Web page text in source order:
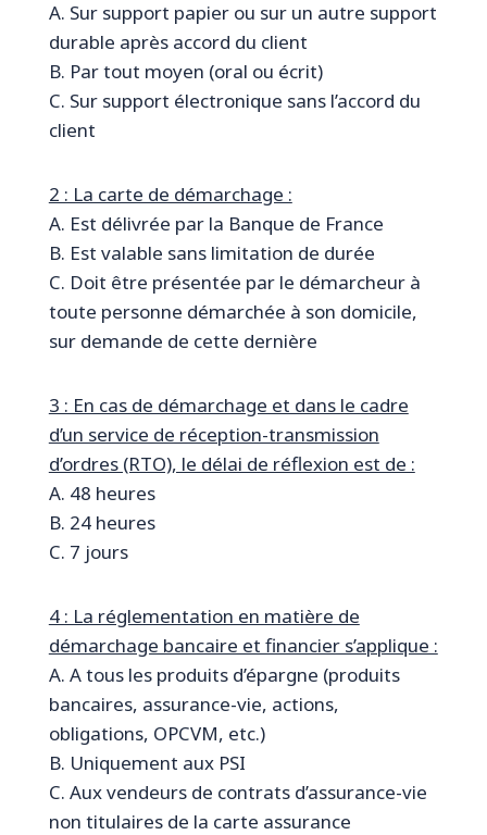
A. Sur support papier ou sur un autre support
durable après accord du client
B. Par tout moyen (oral ou écrit)
C. Sur support électronique sans l’accord du
client
2 : La carte de démarchage :
A. Est délivrée par la Banque de France
B. Est valable sans limitation de durée
C. Doit être présentée par le démarcheur à
toute personne démarchée à son domicile,
sur demande de cette dernière
3 : En cas de démarchage et dans le cadre
d’un service de réception-transmission
d’ordres (RTO), le délai de réflexion est de :
A. 48 heures
B. 24 heures
C. 7 jours
4 : La réglementation en matière de
démarchage bancaire et financier s’applique :
A. A tous les produits d’épargne (produits
bancaires, assurance-vie, actions,
obligations, OPCVM, etc.)
B. Uniquement aux PSI
C. Aux vendeurs de contrats d’assurance-vie
non titulaires de la carte assurance